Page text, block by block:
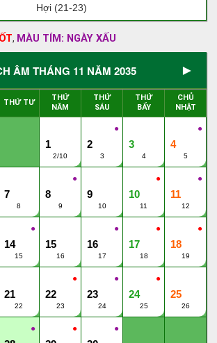
Hợi (21-23)
, MÀU TÍM: NGÀY XẤU
ÂM THÁNG 11 NĂM 2035 ►
THỨ TƯ
THỨ
NĂM
THỨ
SÁU
THỨ
BẨY
CHỦ
NHẬT
1
2/10
●
2
3
3
4
●
4
5
7
8
●
8
9
9
10
●
10
11
●
11
12
●
14
15
15
16
●
16
17
●
17
18
●
18
19
21
22
●
22
23
●
23
24
●
24
25
25
26
● ● ●